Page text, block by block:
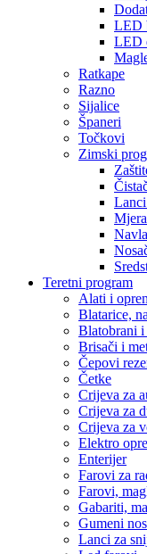
LED
LED
Ratkape
Razno
Sijalice
Španeri
Točkovi
Zimski
Teretni program
Alati i
Blatarice,
Blatobrani i
Brisači i
Čepovi
Četke
Crijeva za
Crijeva za
Crijeva za
Elektro
Enterijer
Farovi za
Farovi,
Gabariti,
Gumeni
Lanci za